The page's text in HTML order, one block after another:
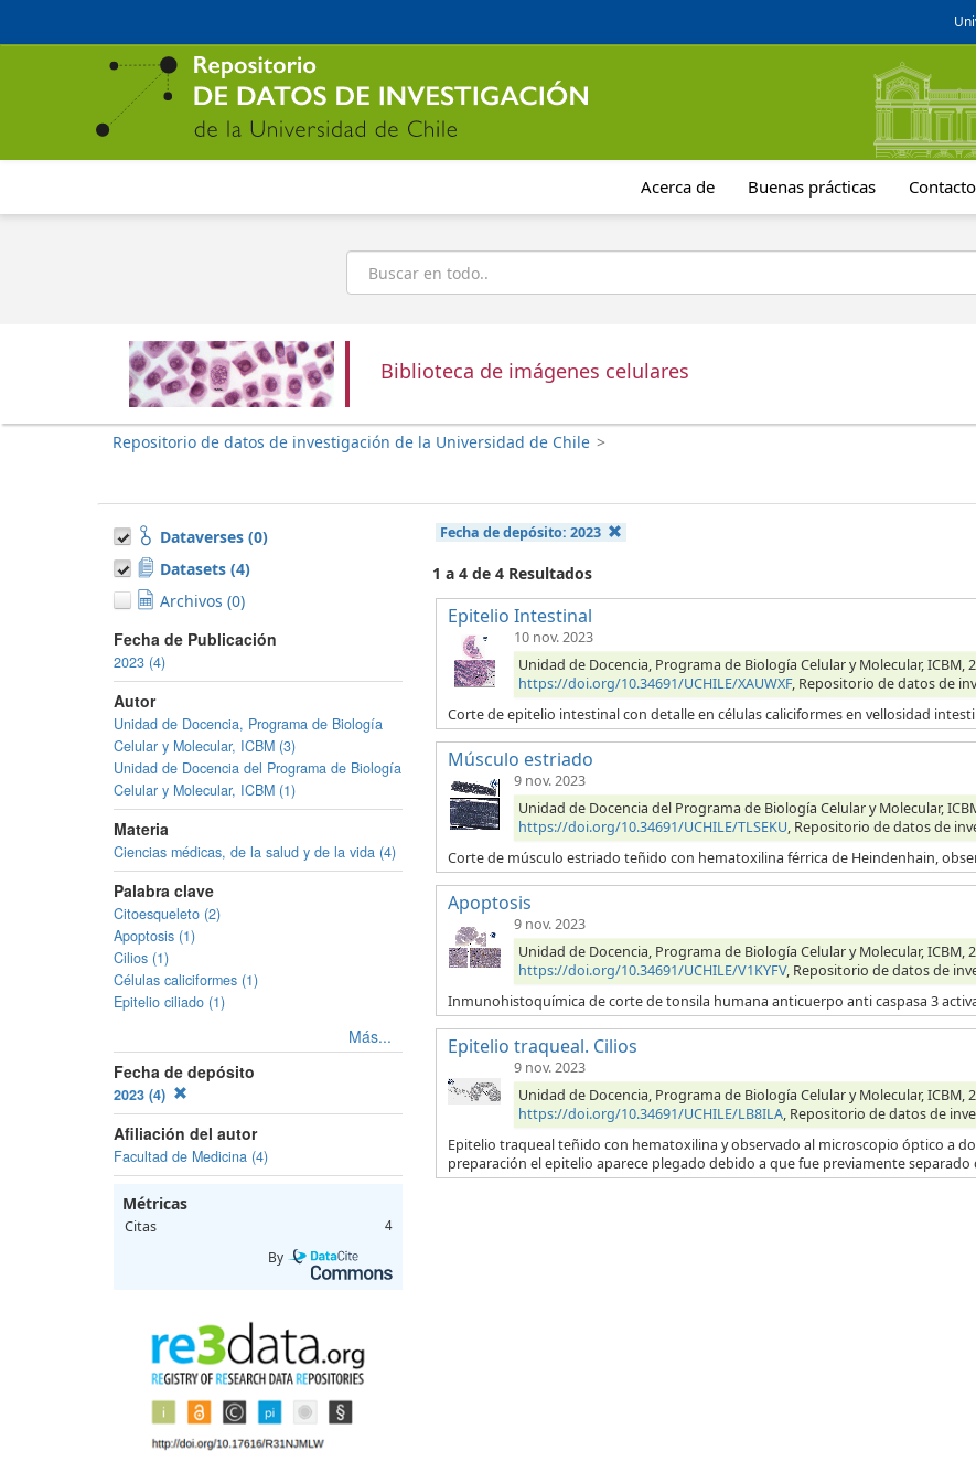
contenido
Acerca de Buenas prácticas Contacto
Buscar
Biblioteca de imágenes celulares
Repositorio de datos de investigación de la Universidad de Chile >
Dataverses (0)
Datasets (4)
Archivos (0)
Fecha de Publicación
2023 (4)
Autor
Unidad de Docencia, Programa de Biología
Celular y Molecular, ICBM (3)
Unidad de Docencia del Programa de Biología
Celular y Molecular, ICBM (1)
Materia
Ciencias médicas, de la salud y de la vida (4)
Palabra clave
Citoesqueleto (2)
Apoptosis (1)
Cilios (1)
Células caliciformes (1)
Epitelio ciliado (1)
Más...
Fecha de depósito
2023 (4)
Afiliación del autor
Facultad de Medicina (4)
Métricas
Citas 4
By
Fecha de depósito: 2023
1 a 4 de 4 Resultados
Epitelio Intestinal
10 nov. 2023
Unidad de Docencia, Programa de Biología Celular y Molecular, ICBM,
https://doi.org/10.34691/UCHILE/XAUWXF, Repositorio de datos de
Corte de epitelio intestinal con detalle en células caliciformes en vellosidad
Músculo estriado
9 nov. 2023
Unidad de Docencia del Programa de Biología Celular y Molecular,
https://doi.org/10.34691/UCHILE/TLSEKU, Repositorio de datos de
Corte de músculo estriado teñido con hematoxilina férrica de Heindenhain,
Apoptosis
9 nov. 2023
Unidad de Docencia, Programa de Biología Celular y Molecular, ICBM,
https://doi.org/10.34691/UCHILE/V1KYFV, Repositorio de datos de
Inmunohistoquímica de corte de tonsila humana anticuerpo anti caspasa 3
Epitelio traqueal. Cilios
9 nov. 2023
Unidad de Docencia, Programa de Biología Celular y Molecular, ICBM,
https://doi.org/10.34691/UCHILE/LB8ILA, Repositorio de datos de
Epitelio traqueal teñido con hematoxilina y observado al microscopio óptico a
preparación el epitelio aparece plegado debido a que fue previamente